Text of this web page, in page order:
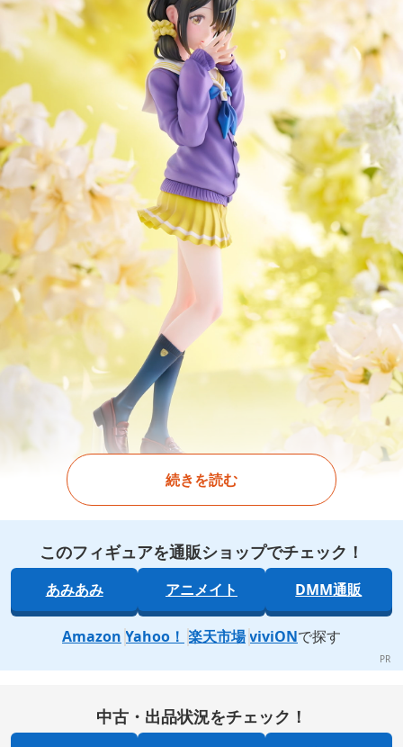
続きを読む
このフィギュアを通販ショップでチェック！
あみあみ アニメイト DMM通販
Amazon Yahoo！ 楽天市場 viviONで探す
中古・出品状況をチェック！